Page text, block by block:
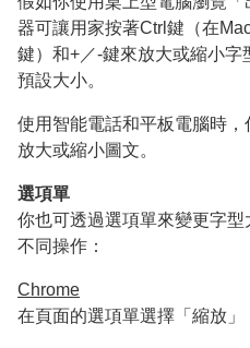
器可讓用家按著Ctrl鍵（在
鍵）和+／-鍵來放大或縮小
預設大小。
使用智能電話和平板電腦時
放大或縮小圖文。
選項單
你也可透過選項單來變更字
不同操作：
Chrome
在頁面的選項單選擇「縮放」